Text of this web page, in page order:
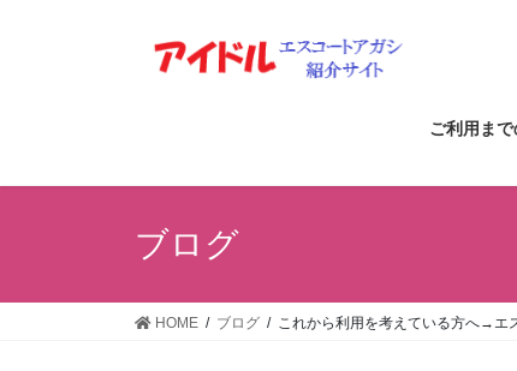
移
ン
ご利用ま
ブログ
HOME ブログ これから利用を考えている方へ→エ